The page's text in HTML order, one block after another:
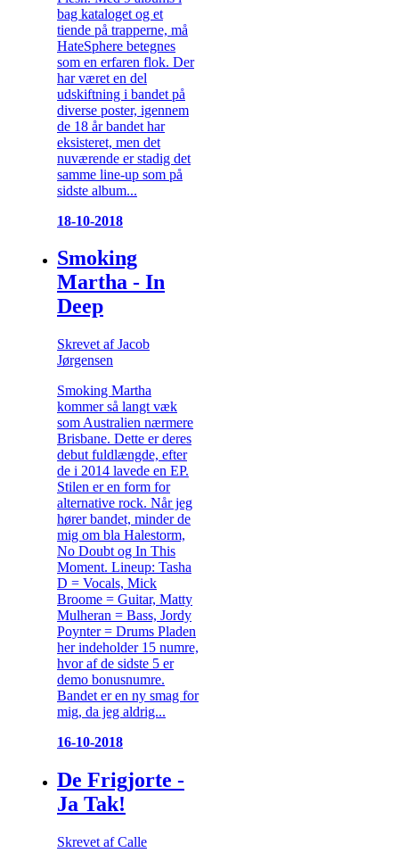
bag kataloget og et
tiende på trapperne, må
HateSphere betegnes
som en erfaren flok. Der
har været en del
udskiftning i bandet på
diverse poster, igennem
de 18 år bandet har
eksisteret, men det
nuværende er stadig det
samme line-up som på
sidste album...
18-10-2018
Smoking
Martha - In
Deep
Skrevet af Jacob
Jørgensen
Smoking Martha
kommer så langt væk
som Australien nærmere
Brisbane. Dette er deres
debut fuldlængde, efter
de i 2014 lavede en EP.
Stilen er en form for
alternative rock. Når jeg
hører bandet, minder de
mig om bla Halestorm,
No Doubt og In This
Moment. Lineup: Tasha
D = Vocals, Mick
Broome = Guitar, Matty
Mulheran = Bass, Jordy
Poynter = Drums Pladen
her indeholder 15 numre,
hvor af de sidste 5 er
demo bonusnumre.
Bandet er en ny smag for
mig, da jeg aldrig...
16-10-2018
De Frigjorte -
Ja Tak!
Skrevet af Calle